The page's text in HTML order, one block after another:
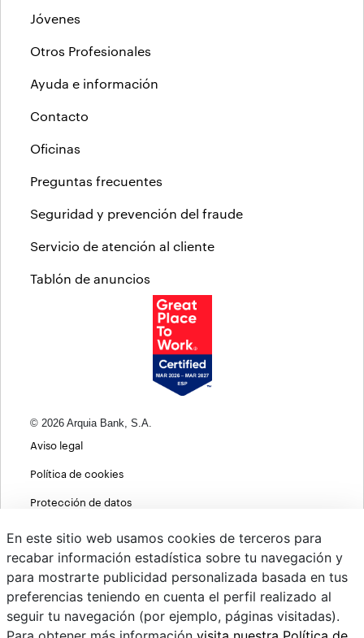
Jóvenes
Otros Profesionales
Ayuda e información
Contacto
Oficinas
Preguntas frecuentes
Seguridad y prevención del fraude
Servicio de atención al cliente
Tablón de anuncios
© 2026 Arquia Bank, S.A.
Aviso legal
Política de cookies
Protección de datos
Política de privacidad web
MIFID
PSD2
En este sitio web usamos cookies de terceros para
recabar información estadística sobre tu navegación y
para mostrarte publicidad personalizada basada en tus
preferencias teniendo en cuenta el perfil realizado al
seguir tu navegación (por ejemplo, páginas visitadas).